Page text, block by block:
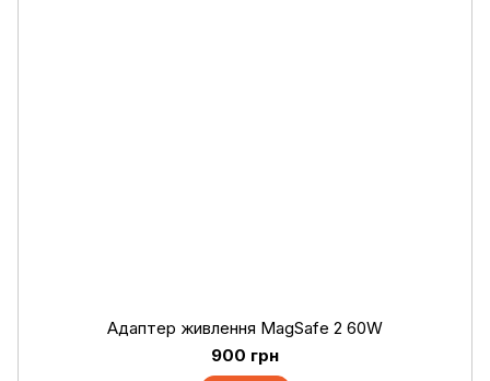
Адаптер живлення MagSafe 2 60W
900 грн